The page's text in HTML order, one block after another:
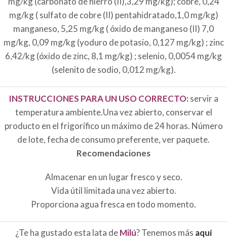
mg/kg ( sulfato de cobre (II) pentahidratado,1,0 mg/kg)
manganeso, 5,25 mg/kg ( óxido de manganeso (II) 7,0
mg/kg, 0,09 mg/kg (yoduro de potasio, 0,127 mg/kg) ; zinc
6,42/kg (óxido de zinc, 8,1 mg/kg) ; selenio, 0,0054 mg/kg
(selenito de sodio, 0,012 mg/kg).
INSTRUCCIONES PARA UN USO CORRECTO:servir a
temperatura ambiente.Una vez abierto, conservar el
producto en el frigorífico un máximo de 24 horas. Número
de lote, fecha de consumo preferente, ver paquete.
Recomendaciones
Almacenar en un lugar fresco y seco.
Vida útil limitada una vez abierto.
Proporciona agua fresca en todo momento.
¿Te ha gustado esta lata deMilú? Tenemos más aquí